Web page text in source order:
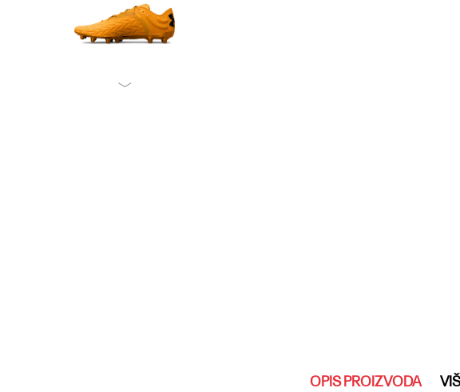
OPIS PROIZVODA